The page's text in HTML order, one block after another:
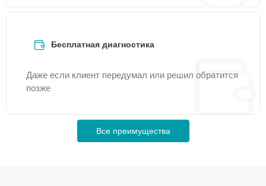
Бесплатная диагностика
Даже если клиент передумал или решил обратится
позже
Все преимущества